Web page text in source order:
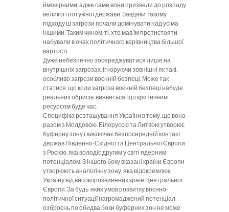
ймовірними, адже саме вони призвели до розпаду
великої і потужної держави. Завдяки такому
підходу ці загрози почали доміну­вати над усіма
іншими. Таким чи­ном, ті, хто мав їм протистояти,
набували в очах політичного ке­рівництва більшої
вартості.
Дуже небезпечно зосеред­жуватися лише на
внут­рішніх загрозах, ігноруючи зов­нішні як такі,
особливо загрози во­єнній безпеці. Може так
статися, що коли загроза воєнній безпеці набуде
реальних обрисів, виявить­ся, що критичним
ресурсом буде час.
Специфіка розташування Украї­ни в тому, що вона
разом з Молдо­вою, Білоруссю та Литвою утворює
буферну зону і виключає безпосе­редній контакт
держав Південно-Східної та Центральної Європи
з Росією, яка володіє другим у світі ядерним
потенціалом. З іншого боку вказані країни Європи
утво­рюють аналогічну зону, яка відок­ремлює
Україну від високорозвинених країн Центральної
Європи. За будь-яких умов розвитку воєнно-
політичної ситуації нагромад­жений потенціал
озброєнь по обидва боки буферних зон не мо­же